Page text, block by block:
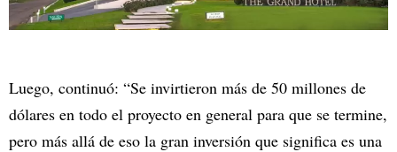
Luego, continuó: “Se invirtieron más de 50 millones de
dólares en todo el proyecto en general para que se termine,
pero más allá de eso la gran inversión que significa es una